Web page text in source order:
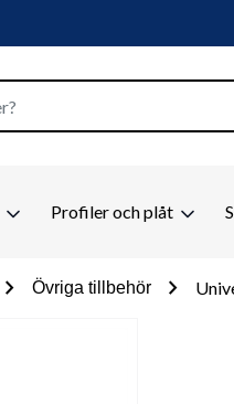
Profiler och plåt
chevron_right Övriga tillbehör chevron_right